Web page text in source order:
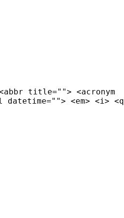
title=""> <acronym
<em> <i> <q